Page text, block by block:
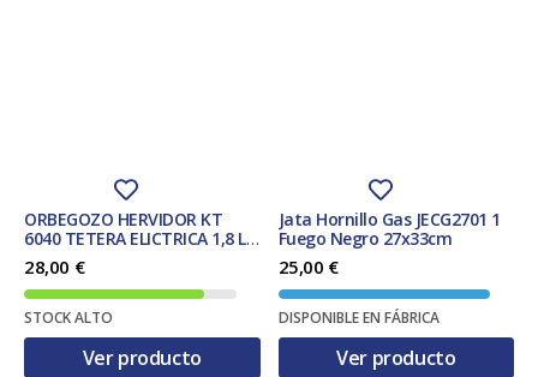
ORBEGOZO HERVIDOR KT
6040 TETERA ELICTRICA 1,8 L
2200 W NEGRO, ACERO
INOXIDABLE
28,00 €
STOCK ALTO
Ver producto
Jata Hornillo Gas JECG2701 1
Fuego Negro 27x33cm
25,00 €
DISPONIBLE EN FÁBRICA
Ver producto